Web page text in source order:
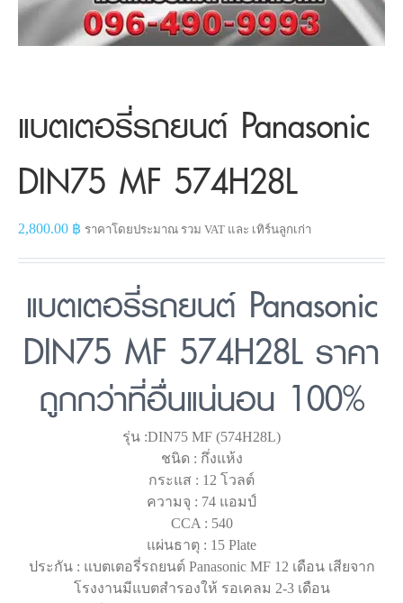
แบตเตอรี่รถยนต์ Panasonic
DIN75 MF 574H28L
2,800.00 ฿ ราคาโดยประมาณ รวม VAT และ เทิร์นลูกเก่า
แบตเตอรี่รถยนต์ Panasonic
DIN75 MF 574H28L ราคา
ถูกกว่าที่อื่นแน่นอน 100%
รุ่น :DIN75 MF (574H28L)
ชนิด : กึ่งแห้ง
กระแส : 12 โวลต์
ความจุ : 74 แอมป์
CCA : 540
แผ่นธาตุ : 15 Plate
ประกัน : แบตเตอรี่รถยนต์ Panasonic MF 12 เดือน เสียจาก
โรงงานมีแบตสำรองให้ รอเคลม 2-3 เดือน